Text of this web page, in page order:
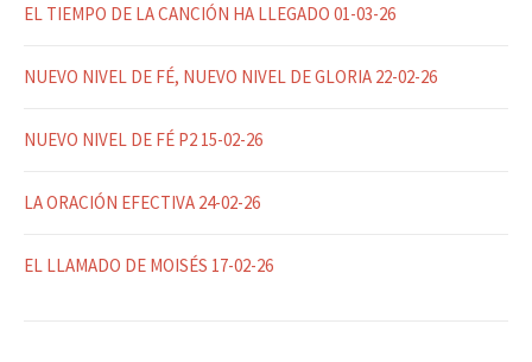
EL TIEMPO DE LA CANCIÓN HA LLEGADO 01-03-26
NUEVO NIVEL DE FÉ, NUEVO NIVEL DE GLORIA 22-02-26
NUEVO NIVEL DE FÉ P2 15-02-26
LA ORACIÓN EFECTIVA 24-02-26
EL LLAMADO DE MOISÉS 17-02-26